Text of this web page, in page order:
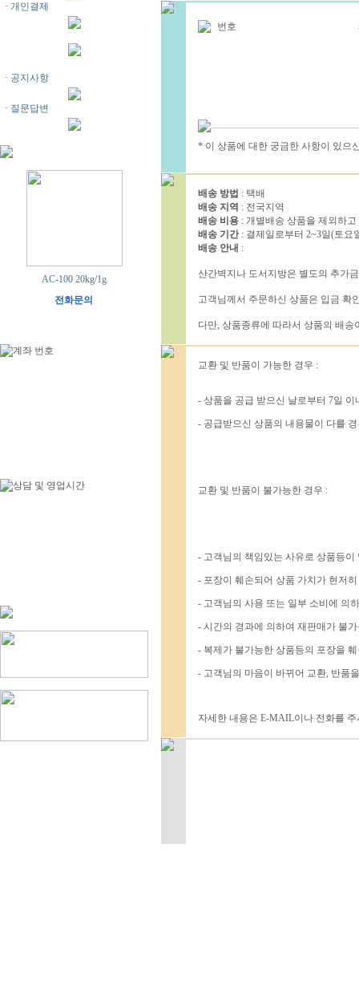
· 개인결제
· 공지사항
· 질문답변
AC-100 20kg/1g
전화문의
번호
* 이 상품에 대한 궁금한 사항이 있으
배송 방법 : 택배
배송 지역 : 전국지역
배송 비용 : 개별배송 상품을 제외하
배송 기간: 결제일로부터 2~3일(토요
배송 안내 :
산간벽지나 도서지방은 별도의 추가
고객님께서 주문하신 상품은 입금 확
다만, 상품종류에 따라서 상품의 배송
교환 및 반품이 가능한 경우 :
- 상품을 공급 받으신 날로부터 7일 이
- 공급받으신 상품의 내용물이 다를
교환 및 반품이 불가능한 경우 :
- 고객님의 책임있는 사유로 상품등이
- 포장이 훼손되어 상품 가치가 현저
- 고객님의 사용 또는 일부 소비에 의
- 시간의 경과에 의하여 재판매가 불
- 복제가 불가능한 상품등의 포장을
- 고객님의 마음이 바뀌어 교환, 반품
자세한 내용은 E-MAIL이나 전화를